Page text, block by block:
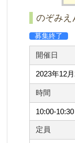
のぞみえ
募集終了
開催日
2023年12
時間
10:00-10:30
定員